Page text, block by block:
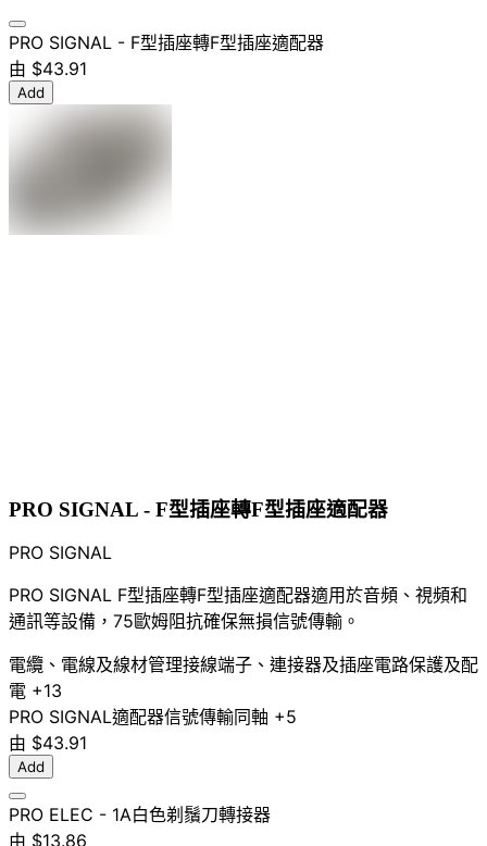
PRO SIGNAL - F型插座轉F型插座適配器
由 $43.91
Add
PRO SIGNAL - F型插座轉F型插座適配器
PRO SIGNAL
PRO SIGNAL F型插座轉F型插座適配器適用於音頻、視頻和
通訊等設備，75歐姆阻抗確保無損信號傳輸。
電纜、電線及線材管理接線端子、連接器及插座電路保護及配
電 +13
PRO SIGNAL適配器信號傳輸同軸 +5
由 $43.91
Add
PRO ELEC - 1A白色剃鬚刀轉接器
由 $13.86